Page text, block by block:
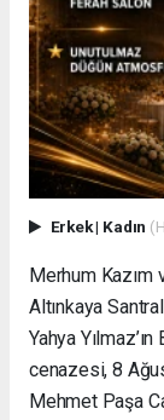
Erkek| Kadın
Merhum Kazım
Altınkaya
Yahya
cenazesi, 8
Mehmet Paşa